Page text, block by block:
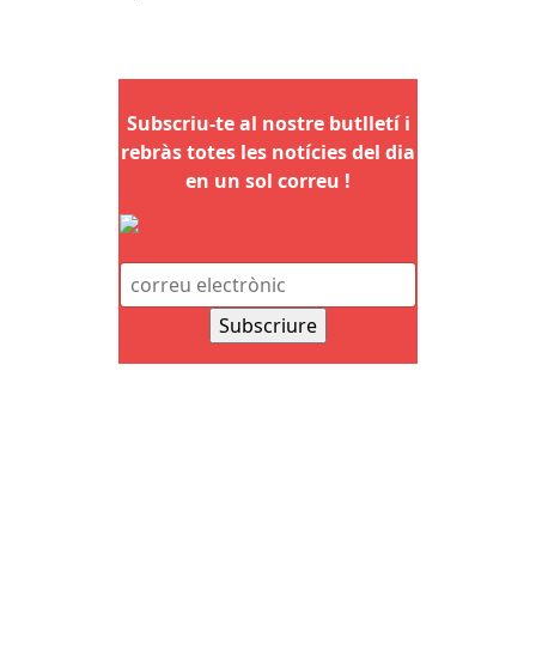
Subscriu-te al nostre butlletí i
rebràs totes les notícies del dia
en un sol correu !